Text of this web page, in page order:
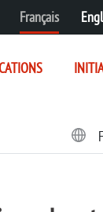
Français